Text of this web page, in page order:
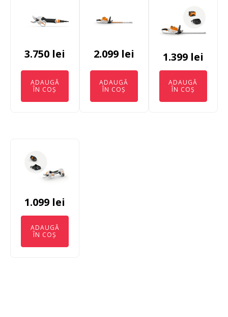
3.750 lei
ADAUGĂ
ÎN COȘ
2.099 lei
ADAUGĂ
ÎN COȘ
1.399 lei
ADAUGĂ
ÎN COȘ
1.099 lei
ADAUGĂ
ÎN COȘ